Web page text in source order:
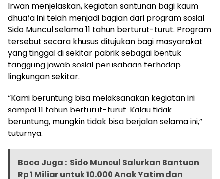
Irwan menjelaskan, kegiatan santunan bagi kaum
dhuafa ini telah menjadi bagian dari program sosial
Sido Muncul selama 11 tahun berturut-turut. Program
tersebut secara khusus ditujukan bagi masyarakat
yang tinggal di sekitar pabrik sebagai bentuk
tanggung jawab sosial perusahaan terhadap
lingkungan sekitar.
“Kami beruntung bisa melaksanakan kegiatan ini
sampai 11 tahun berturut-turut. Kalau tidak
beruntung, mungkin tidak bisa berjalan selama ini,”
tuturnya.
Baca Juga : Sido Muncul Salurkan Bantuan
Rp 1 Miliar untuk 10.000 Anak Yatim dan